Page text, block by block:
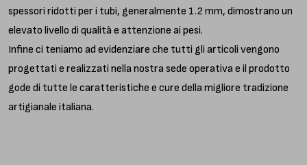
spessori ridotti per i tubi, generalmente 1.2 mm, dimostrano un
elevato livello di qualità e attenzione ai pesi.
Infine ci teniamo ad evidenziare che tutti gli articoli vengono
progettati e realizzati nella nostra sede operativa e il prodotto
gode di tutte le caratteristiche e cure della migliore tradizione
artigianale italiana.